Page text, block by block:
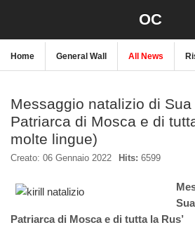
OC
Home General Wall All News
Messaggio natalizio di
Patriarca di Mosca e di
molte lingue)
Creato: 06 Gennaio 2022 Hits: 6599
Patriarca di Mosca e di tutta la Rus’